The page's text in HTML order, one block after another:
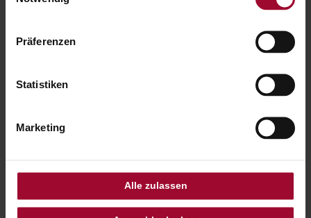
Präferenzen
Statistiken
Marketing
Alle zulassen